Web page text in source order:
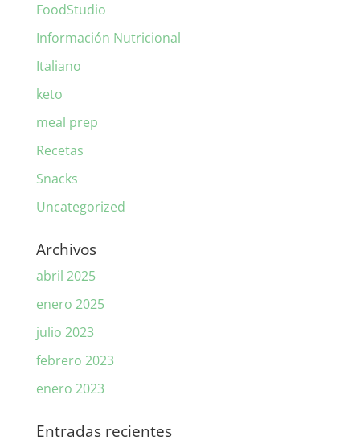
FoodStudio
Información Nutricional
Italiano
keto
meal prep
Recetas
Snacks
Uncategorized
Archivos
abril 2025
enero 2025
julio 2023
febrero 2023
enero 2023
Entradas recientes